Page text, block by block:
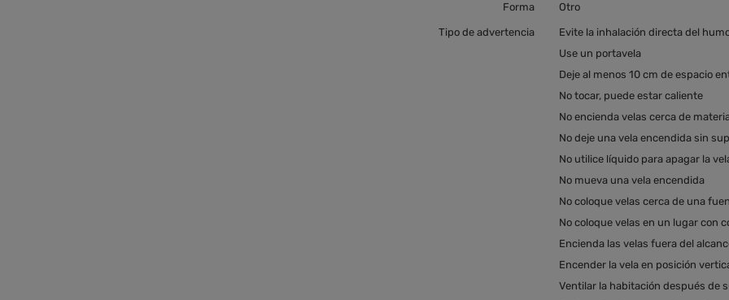
Forma Otro
Tipo de advertencia
Evite la inhalación directa del
Use un portavela
Deje al menos 10 cm de espacio
No tocar, puede estar caliente
No encienda velas cerca de
No deje una vela encendida sin
No utilice líquido para apagar la
No mueva una vela encendida
No coloque velas cerca de una
No coloque velas en un lugar con
Encienda las velas fuera del
Encender la vela en posición
Ventilar la habitación después de